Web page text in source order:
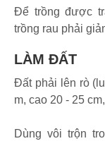
Để trồng được
trồng rau phải
LÀM ĐẤT
Đất phải lên rò
m, cao 20 - 25
Dùng vôi trộn